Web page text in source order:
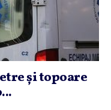
şi topoare